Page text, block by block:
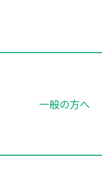
一般の方へ